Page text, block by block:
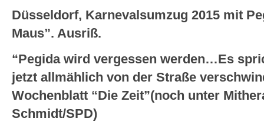
Düsseldorf, Karnevalsumzug 2015 mit
Maus”. Ausriß.
“Pegida wird vergessen werden…Es
jetzt allmählich von der Straße
Wochenblatt “Die Zeit”(noch unter
Schmidt/SPD)